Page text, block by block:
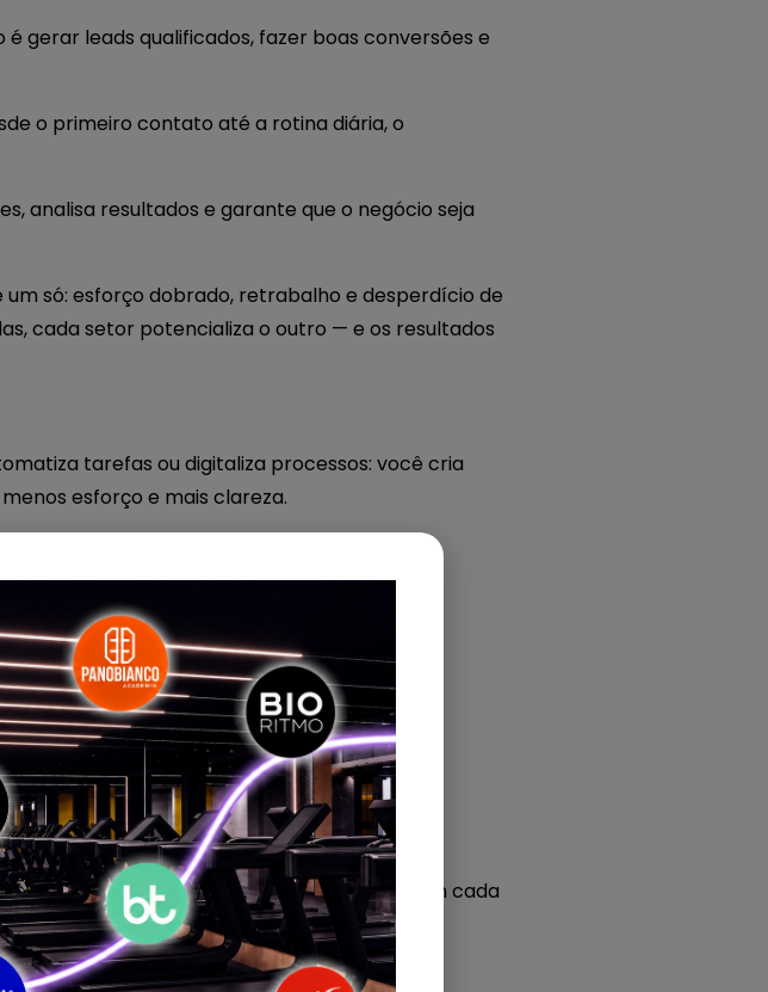
gerar leads qualificados, fazer boas conversões e
o primeiro contato até a rotina diária, o
analisa resultados e garante que o negócio seja
só: esforço dobrado, retrabalho e desperdício de
cada setor potencializa o outro — e os resultados
tarefas ou digitaliza processos: você cria
esforço e mais clareza.
atendimento;
e o que precisa melhorar;
tudo em uma única plataforma.
as integrações com WhatsApp, meios de
profissional.
e entender como o EVO está presente em cada